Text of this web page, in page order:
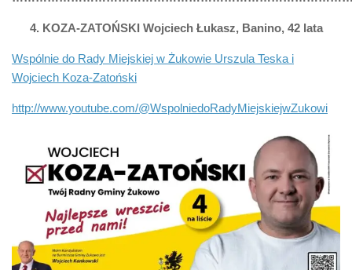
4. KOZA-ZATOŃSKI Wojciech Łukasz, Banino, 42 lata
Wspólnie do Rady Miejskiej w Żukowie Urszula Teska i
Wojciech Koza-Zatoński
http://www.youtube.com/@WspolniedoRadyMiejskiejwZukowi